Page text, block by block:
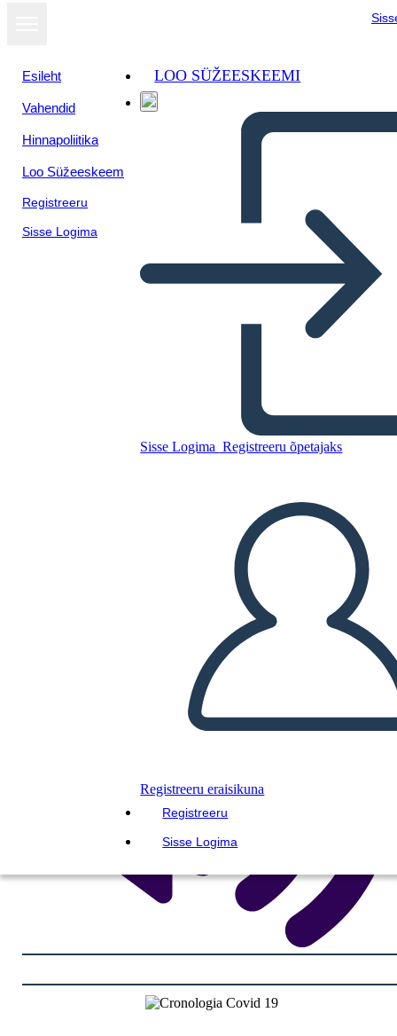
Esileht
Vahendid
Hinnapoliitika
Loo Süžeeskeem
Registreeru
Sisse Logima
LOO SÜŽEESKEEMI
Sisse Logima Registreeru õpetajaks
Registreeru eraisikuna
Registreeru
Sisse Logima
Cronologia Covid 19
LUUA STORYBOARD
ESITA SLAIDIESITLUST
LOE MULLE